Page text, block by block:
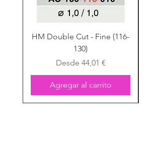
HM Double Cut - Fine (116-
130)
Desde 44,01 €
Precio de oferta
Agregar al carrito